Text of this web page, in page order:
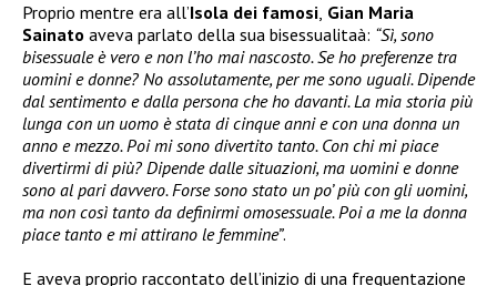
Proprio mentre era all’Isola dei famosi, Gian Maria
Sainato aveva parlato della sua bisessualitaà: “Sì, sono
bisessuale è vero e non l’ho mai nascosto. Se ho preferenze tra
uomini e donne? No assolutamente, per me sono uguali. Dipende
dal sentimento e dalla persona che ho davanti. La mia storia più
lunga con un uomo è stata di cinque anni e con una donna un
anno e mezzo. Poi mi sono divertito tanto. Con chi mi piace
divertirmi di più? Dipende dalle situazioni, ma uomini e donne
sono al pari davvero. Forse sono stato un po’ più con gli uomini,
ma non così tanto da definirmi omosessuale. Poi a me la donna
piace tanto e mi attirano le femmine”.
E aveva proprio raccontato dell’inizio di una frequentazione